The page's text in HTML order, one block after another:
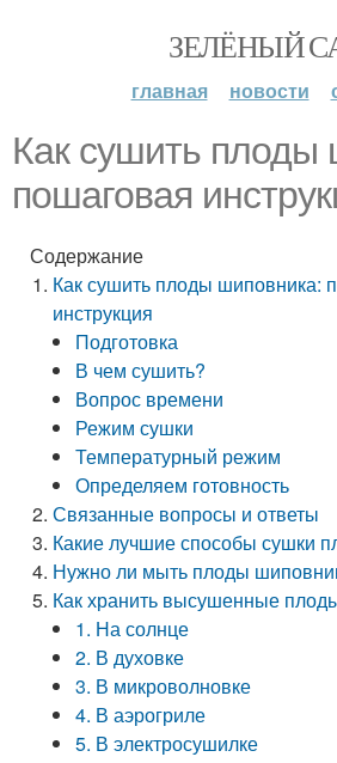
ЗЕЛЁНЫЙ
главная новости
Как сушить плоды
пошаговая
Содержание
Как сушить плоды шиповника:
инструкция
Подготовка
В чем сушить?
Вопрос времени
Режим сушки
Температурный режим
Определяем готовность
Связанные вопросы и ответы
Какие лучшие способы сушки
Нужно ли мыть плоды
Как хранить высушенные
1. На солнце
2. В духовке
3. В микроволновке
4. В аэрогриле
5. В электросушилке